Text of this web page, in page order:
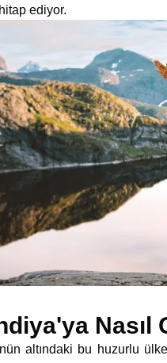
ediyor.
Nasıl
altındaki bu huzurlu